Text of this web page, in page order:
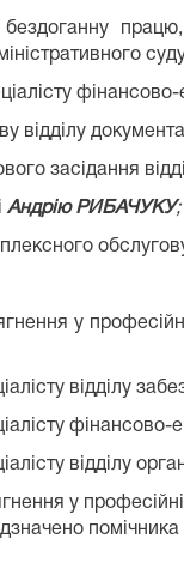
фінансово-
відділу
засідання
Андрію РИБАЧУКУ;
у
відділу
фінансово-
відділу
у
помічника